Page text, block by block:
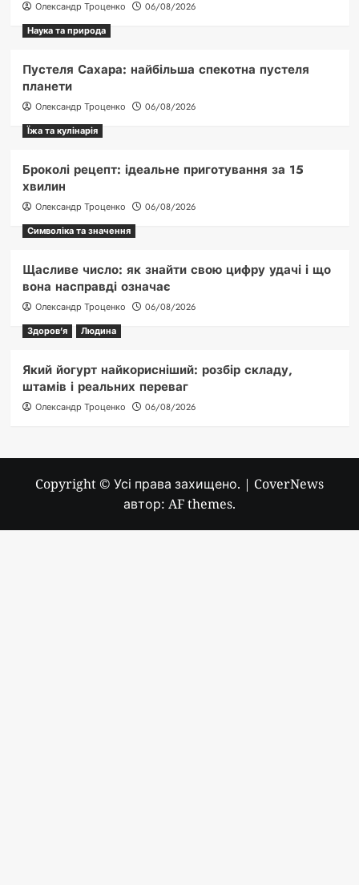
Олександр Троценко
06/08/2026
Наука та природа
Пустеля Сахара: найбільша спекотна пустеля
планети
Олександр Троценко
06/08/2026
Їжа та кулінарія
Броколі рецепт: ідеальне приготування за 15
хвилин
Олександр Троценко
06/08/2026
Символіка та значення
Щасливе число: як знайти свою цифру удачі і що
вона насправді означає
Олександр Троценко
06/08/2026
Здоров'я
Людина
Який йогурт найкорисніший: розбір складу,
штамів і реальних переваг
Олександр Троценко 06/08/2026
Copyright © Усі права захищено. | CoverNews
автор: AF themes.